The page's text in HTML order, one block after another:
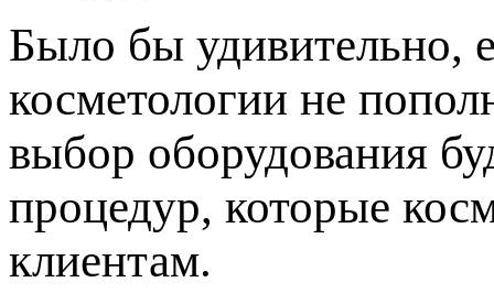
Было бы удивительно,
косметологии не
выбор оборудования
процедур, которые
клиентам.